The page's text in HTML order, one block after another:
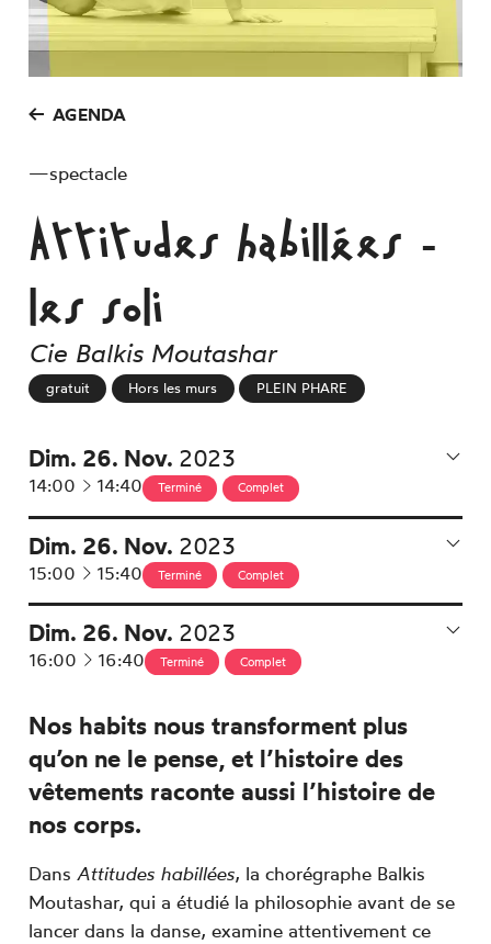
AGENDA
—spectacle
Attitudes habillées -
les soli
Cie Balkis Moutashar
gratuit Hors les murs PLEIN PHARE
Dim. 26. Nov. 2023
14:00 à
14:40 Terminé Complet
Dim. 26. Nov. 2023
15:00 à
15:40 Terminé Complet
Dim. 26. Nov. 2023
16:00 à
16:40 Terminé Complet
Nos habits nous transforment plus
qu’on ne le pense, et l’histoire des
vêtements raconte aussi l’histoire de
nos corps.
Dans Attitudes habillées, la chorégraphe Balkis
Moutashar, qui a étudié la philosophie avant de se
lancer dans la danse, examine attentivement ce